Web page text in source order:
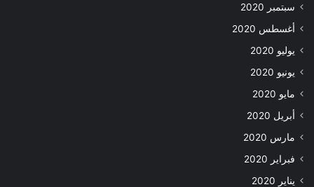
سبتمبر 2020
أغسطس 2020
يوليو 2020
يونيو 2020
مايو 2020
أبريل 2020
مارس 2020
فبراير 2020
يناير 2020